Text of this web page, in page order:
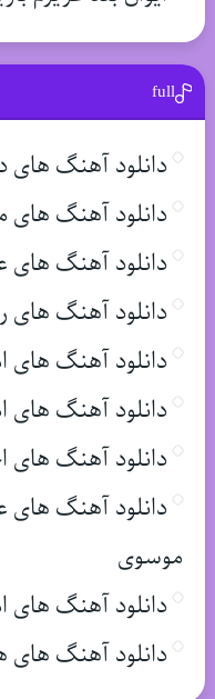
full
دانلود آهنگ های
دانلود آهنگ
دانلود آهنگ های
دانلود آهنگ های
دانلود آهنگ
دانلود آهنگ های
دانلود آهنگ
دانلود آهنگ های
موسوی
دانلود آهنگ های
دانلود آهنگ